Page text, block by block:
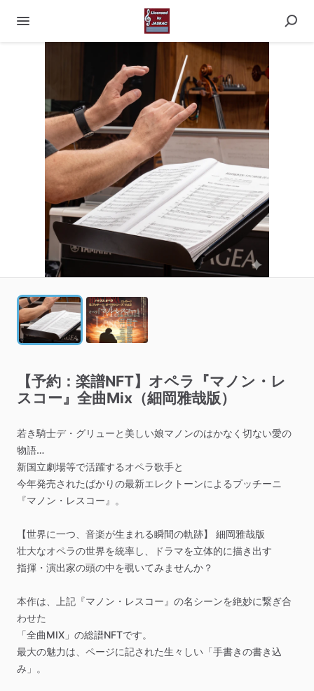
【予約：楽譜NFT】オペラ『マノン・レ
スコー』全曲Mix（細岡雅哉版）
若き騎士デ・グリューと美しい娘マノンのはかなく切ない愛の
物語…
新国立劇場等で活躍するオペラ歌手と
今年発売されたばかりの最新エレクトーンによるプッチーニ
『マノン・レスコー』。
【世界に一つ、音楽が生まれる瞬間の軌跡】
細岡雅哉版
壮大なオペラの世界を統率し、ドラマを立体的に描き出す
指揮・演出家の頭の中を覗いてみませんか？
本作は、上記『マノン・レスコー』の名シーンを絶妙に繋ぎ合
わせた
「全曲MIX」の総譜NFTです。
最大の魅力は、ページに記された生々しい「手書きの書き込
み」。